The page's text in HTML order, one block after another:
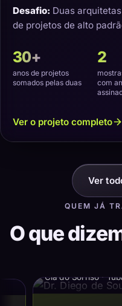
Desafio: Duas
de projetos de alto
30+
anos de projetos
somados pelas duas
2
com
Ver o projeto completo
Ver
QUEM JÁ
O que
Cia do Sorriso ·